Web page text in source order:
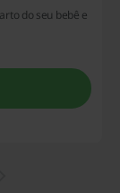
do seu bebê e